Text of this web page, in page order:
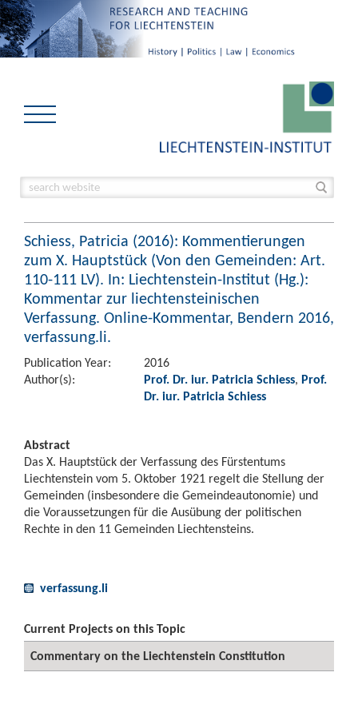
Schiess, Patricia (2016): Kommentierungen
zum X. Hauptstück (Von den Gemeinden: Art.
110-111 LV). In: Liechtenstein-Institut (Hg.):
Kommentar zur liechtensteinischen
Verfassung. Online-Kommentar, Bendern 2016,
verfassung.li.
Publication Year:
2016
Author(s):
Prof. Dr. iur. Patricia Schiess, Prof.
Dr. iur. Patricia Schiess
Abstract
Das X. Hauptstück der Verfassung des Fürstentums
Liechtenstein vom 5. Oktober 1921 regelt die Stellung der
Gemeinden (insbesondere die Gemeindeautonomie) und
die Voraussetzungen für die Ausübung der politischen
Rechte in den 11 Gemeinden Liechtensteins.
verfassung.li
Current Projects on this Topic
Commentary on the Liechtenstein Constitution